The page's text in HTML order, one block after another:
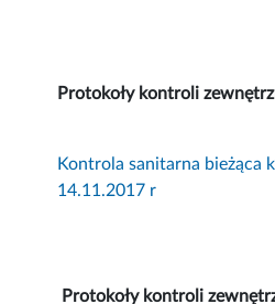
Protokoły kontroli
Kontrola sanitarna bieżąca
14.11.2017 r
Protokoły kontroli